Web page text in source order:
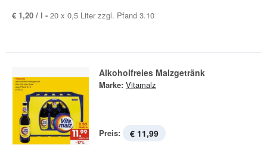
€ 1,20 / l - 20 x 0,5 Liter zzgl. Pfand 3.10
Alkoholfreies Malzgetränk
Marke: Vitamalz
Preis: € 11,99